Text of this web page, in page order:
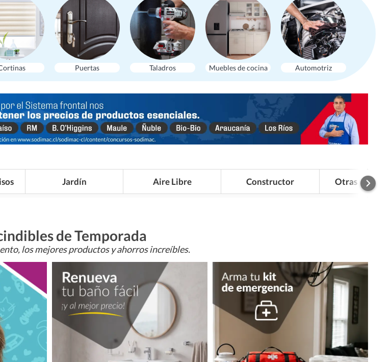
Puertas Taladros Muebles de cocina Automotriz
Jardín Aire Libre Constructor Otras
de Temporada
los mejores productos y ahorros increíbles.